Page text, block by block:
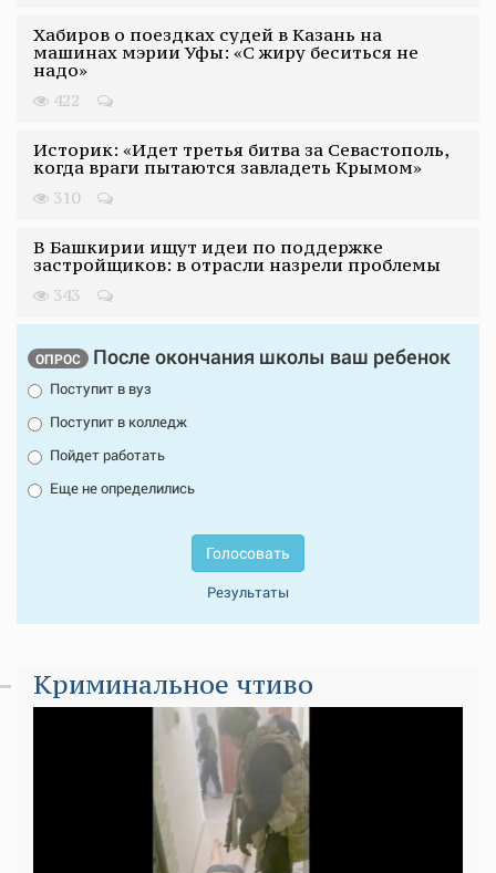
Хабиров о поездках судей в Казань на
машинах мэрии Уфы: «С жиру беситься не
надо»
422
Историк: «Идет третья битва за Севастополь,
когда враги пытаются завладеть Крымом»
310
В Башкирии ищут идеи по поддержке
застройщиков: в отрасли назрели проблемы
343
ОПРОС После окончания школы ваш ребенок
Поступит в вуз
Поступит в колледж
Пойдет работать
Еще не определились
Голосовать
Результаты
Криминальное чтиво